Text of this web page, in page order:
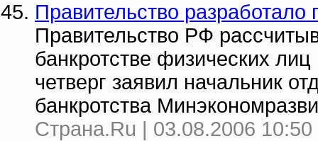
Правительство разработало
Правительство РФ
банкротстве физических
четверг заявил начальник
банкротства
Страна.Ru | 03.08.2006 10:50